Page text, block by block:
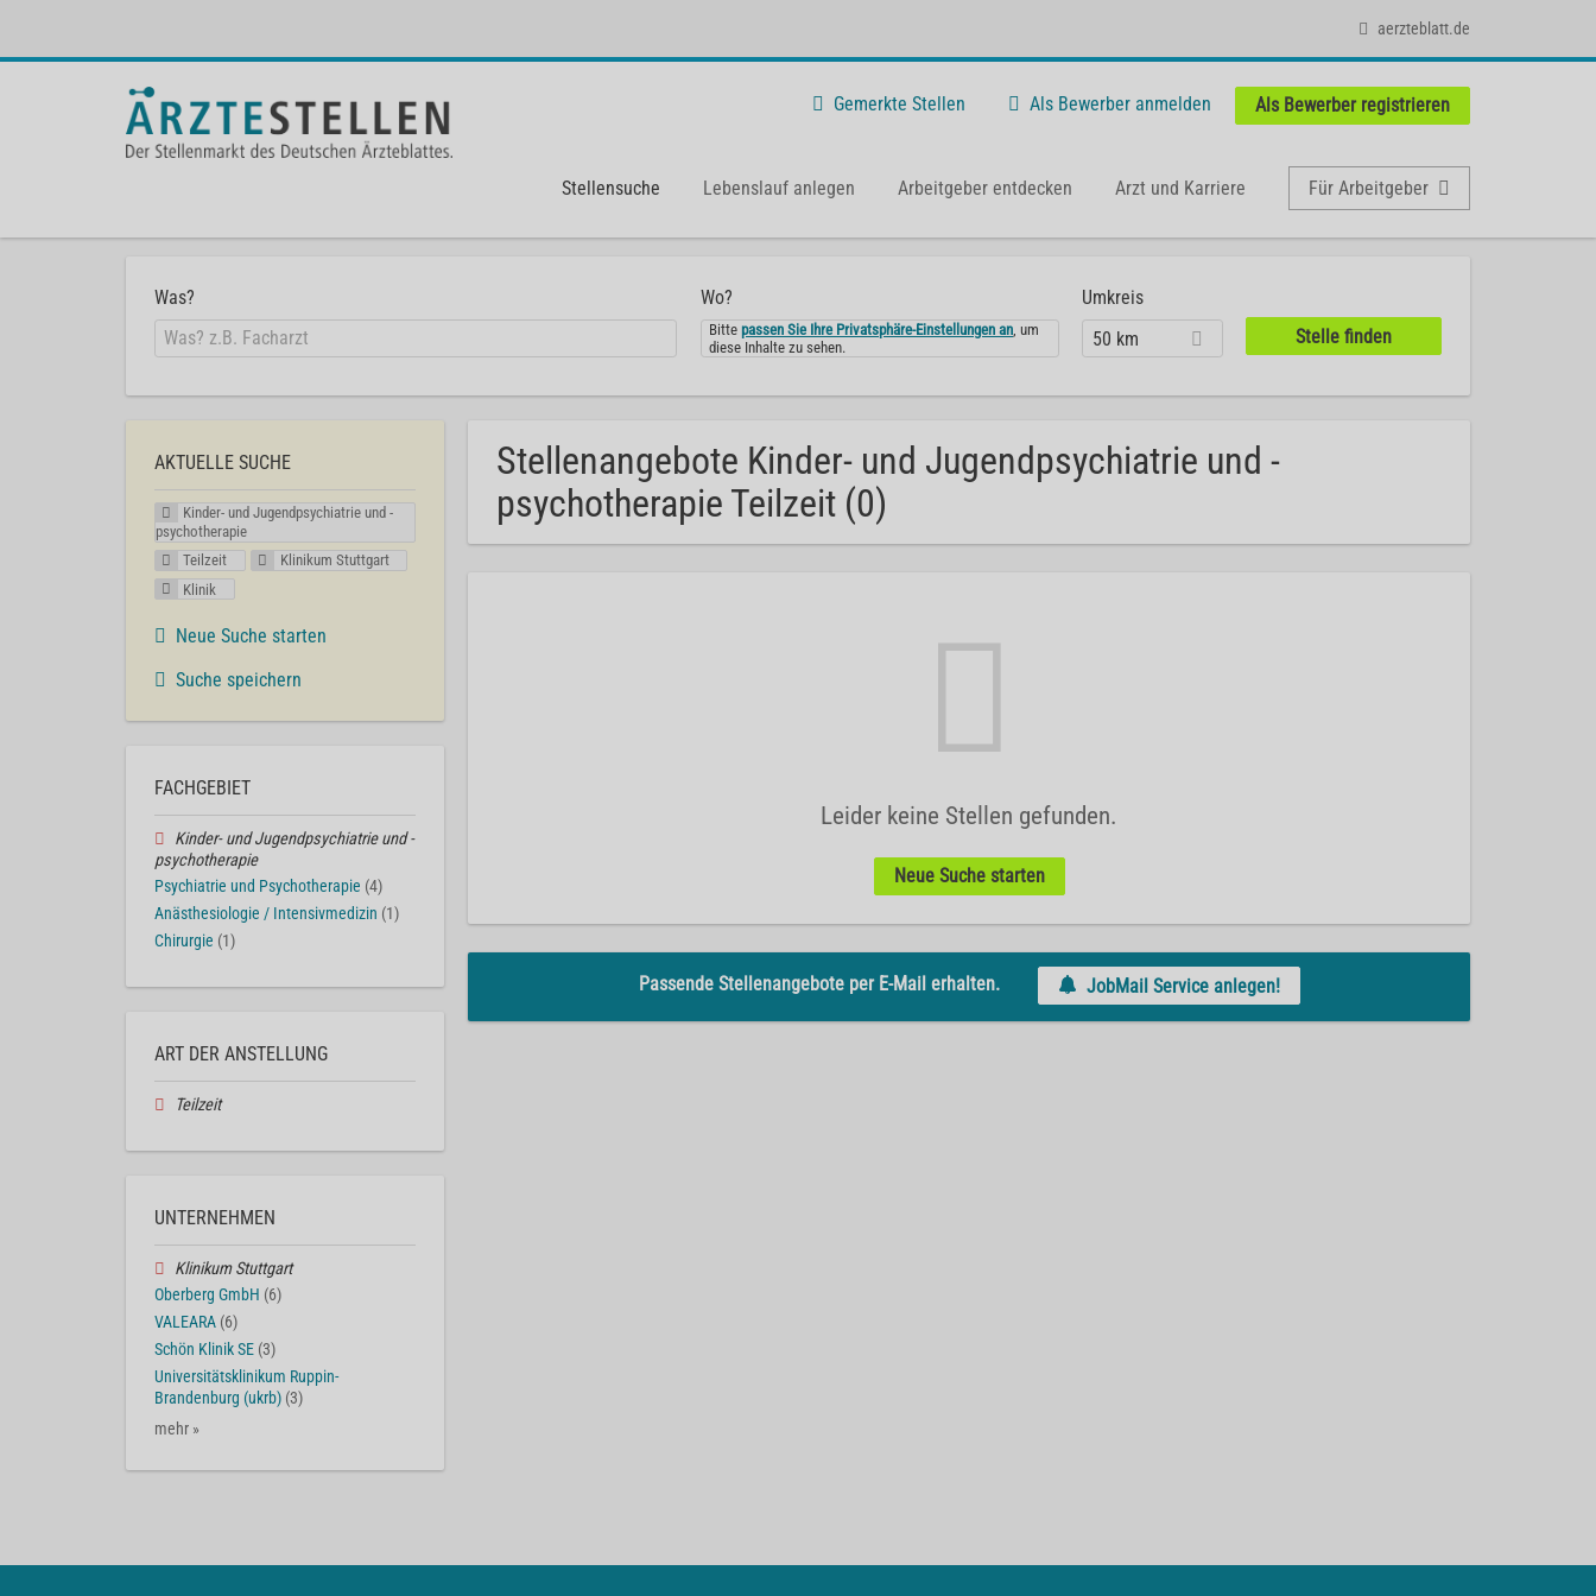
aerzteblatt.de
Gemerkte Stellen Als Bewerber anmelden Als Bewerber registrieren
Stellensuche Lebenslauf anlegen Arbeitgeber entdecken Arzt und Karriere Für Arbeitgeber
Was? Wo?
Bittepassen Sie Ihre Privatsphäre-Einstellungen an, um
diese Inhalte zu sehen.
Umkreis
50 km
Stellenangebote Kinder- und Jugendpsychiatrie und -
psychotherapie Teilzeit (0)
Leider keine Stellen gefunden.
Neue Suche starten
Passende Stellenangebote per E-Mail erhalten. JobMail Service anlegen!
AKTUELLE SUCHE
Kinder- und Jugendpsychiatrie und -
psychotherapie
Teilzeit
Klinikum Stuttgart
Klinik
Neue Suche starten
Suche speichern
FACHGEBIET
Kinder- und Jugendpsychiatrie und -
psychotherapie
Psychiatrie und Psychotherapie (4)
Anästhesiologie / Intensivmedizin (1)
Chirurgie (1)
ART DER ANSTELLUNG
Teilzeit
UNTERNEHMEN
Klinikum Stuttgart
Oberberg GmbH (6)
VALEARA (6)
Schön Klinik SE (3)
Universitätsklinikum Ruppin-
Brandenburg (ukrb) (3)
mehr »